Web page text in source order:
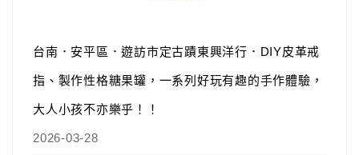
台南．安平區．遊訪市定古蹟東興洋行．DIY皮革戒
指、製作性格糖果罐，一系列好玩有趣的手作體驗，
大人小孩不亦樂乎！！
2026-03-28